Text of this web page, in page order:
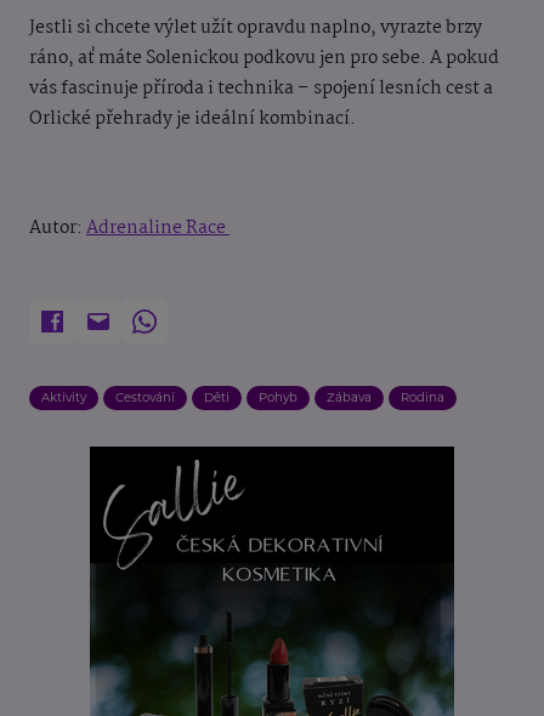
Jestli si chcete výlet užít opravdu naplno, vyrazte brzy
ráno, ať máte Solenickou podkovu jen pro sebe. A pokud
vás fascinuje příroda i technika – spojení lesních cest a
Orlické přehrady je ideální kombinací.
Autor: Adrenaline Race
Aktivity Cestování Děti Pohyb Zábava Rodina